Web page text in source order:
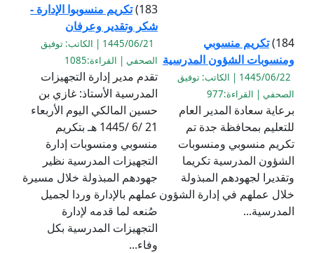
184) تكريم منسوبي
ومنسوبات الشؤون المدرسية
1445/06/22 | الكاتب: توفيق
الصحفي | القراءة:977
برعاية سعادة المدير العام
للتعليم بمحافظة جدة تم
تكريم منسوبي ومنسوبات
الشؤون المدرسية تكريما
وتقديرا لجهودهم المبذولة
خلال عملهم في إدارة الشؤون
المدرسية...
183) تكريم منسوبوا الإدارة -
شكر وتقدير وعرفان
1445/06/21 | الكاتب: توفيق
الصحفي | القراءة:1085
تقدم مدير إدارة التجهيزات
المدرسية الأستاذ: غازي بن
حسين المالكي اليوم الأربعاء
21 /6 /1445 هـ بتكريم
منسوبي ومنسوبات إدارة
التجهيزات المدرسية نظير
جهودهم المبذولة خلال مسيرة
عملهم بالإدارة وردا لجميل
صُنعه لما قدمه لإدارة
التجهيزات المدرسية بكل
وفاء...